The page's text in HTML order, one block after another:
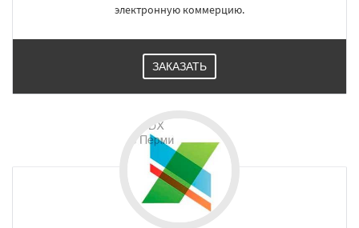
электронную коммерцию.
ЗАКАЗАТЬ